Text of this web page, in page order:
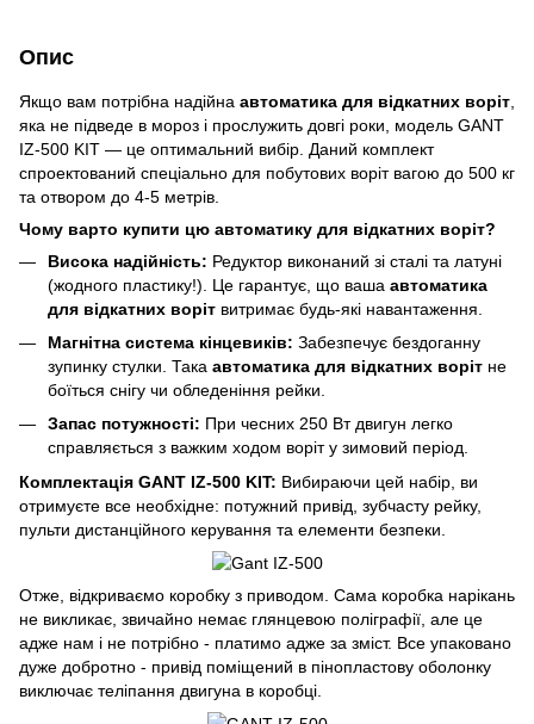
Опис
Якщо вам потрібна надійна автоматика для відкатних воріт
яка не підведе в мороз і прослужить довгі роки, модель GANT
IZ-500 KIT — це оптимальний вибір. Даний комплект
спроектований спеціально для побутових воріт вагою до 500 кг
та отвором до 4-5 метрів.
Чому варто купити цю автоматику для відкатних воріт?
Висока надійність: Редуктор виконаний зі сталі та латуні
(жодного пластику!). Це гарантує, що ваша автоматика
для відкатних воріт витримає будь-які навантаження.
Магнітна система кінцевиків: Забезпечує бездоганну
зупинку стулки. Така автоматика для відкатних воріт не
боїться снігу чи обледеніння рейки.
Запас потужності: При чесних 250 Вт двигун легко
справляється з важким ходом воріт у зимовий період.
Комплектація GANT IZ-500 KIT: Вибираючи цей набір, ви
отримуєте все необхідне: потужний привід, зубчасту рейку,
пульти дистанційного керування та елементи безпеки.
Отже, відкриваємо коробку з приводом. Сама коробка нарікань
не викликає, звичайно немає глянцевою поліграфії, але це
адже нам і не потрібно - платимо адже за зміст. Все упаковано
дуже добротно - привід поміщений в пінопластову оболонку
виключає теліпання двигуна в коробці.